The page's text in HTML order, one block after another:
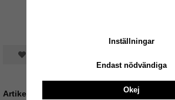
Spara som favorit
Artikelnummer:
Inställningar
Endast nödvändiga
Okej